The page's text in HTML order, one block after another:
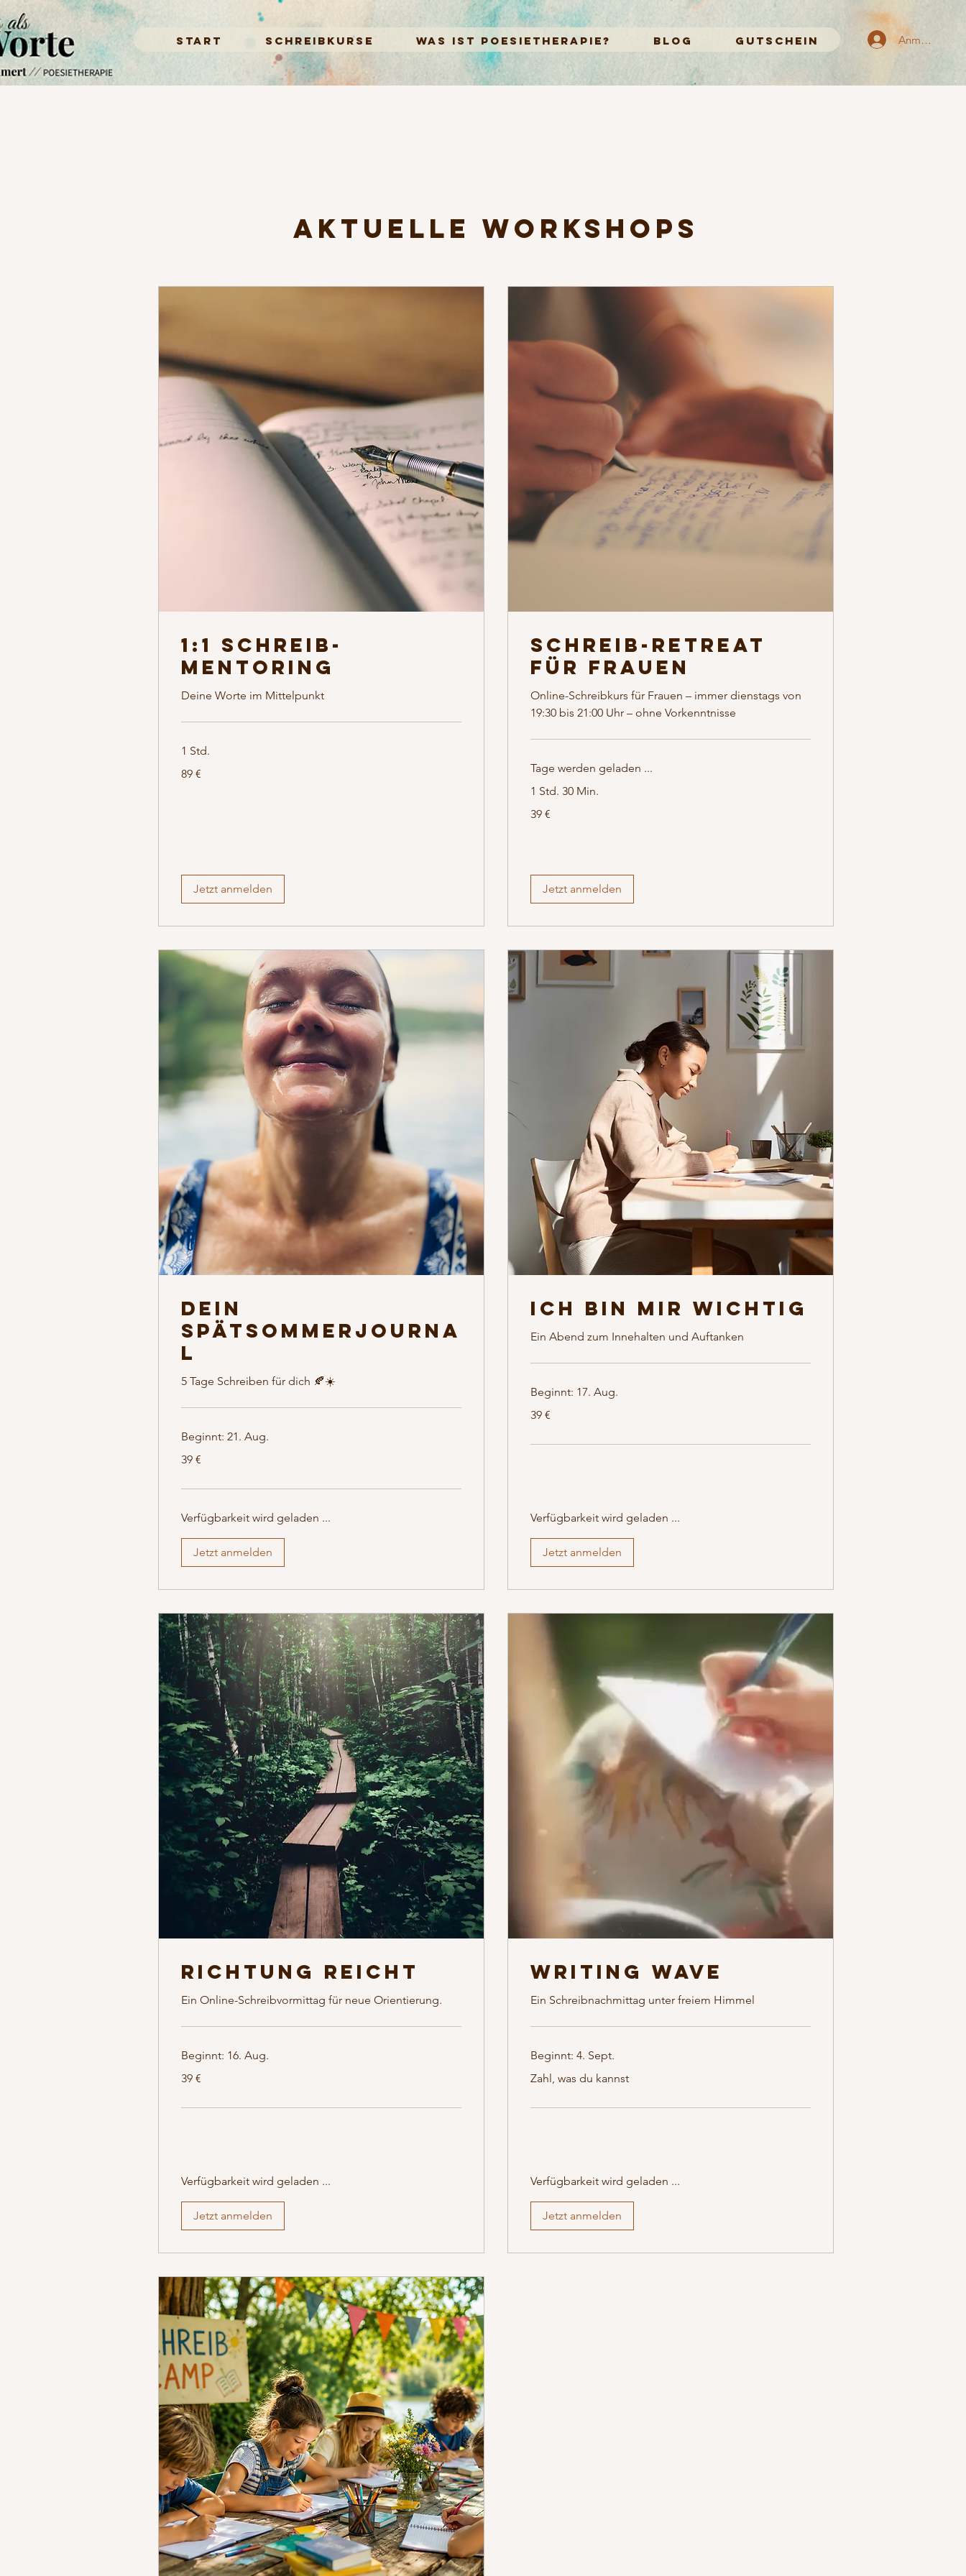
START SCHREIBKURSE WAS IST POESIETHERAPIE? Blog Gutschein Anmelden
Aktuelle Workshops
1:1 Schreib-
Mentoring
Deine Worte im Mittelpunkt
1 Std.
Euro
89 €
Jetzt anmelden
Schreib-Retreat
für Frauen
Online-Schreibkurs für Frauen – immer dienstags von
19:30 bis 21:00 Uhr – ohne Vorkenntnisse
Tage werden geladen ...
1 Std. 30 Min.
Euro
39 €
Jetzt anmelden
Dein
Spätsommerjourna
l
5 Tage Schreiben für dich 🍂☀️
Beginnt: 21. Aug.
Euro
39 €
Verfügbarkeit wird geladen ...
Jetzt anmelden
Ich bin mir wichtig
Ein Abend zum Innehalten und Auftanken
Beginnt: 17. Aug.
Euro
39 €
Verfügbarkeit wird geladen ...
Jetzt anmelden
Richtung reicht
Ein Online-Schreibvormittag für neue Orientierung.
Beginnt: 16. Aug.
Euro
39 €
Verfügbarkeit wird geladen ...
Jetzt anmelden
Writing Wave
Ein Schreibnachmittag unter freiem Himmel
Beginnt: 4. Sept.
was
Zahl, was du kannst
Verfügbarkeit wird geladen ...
Jetzt anmelden